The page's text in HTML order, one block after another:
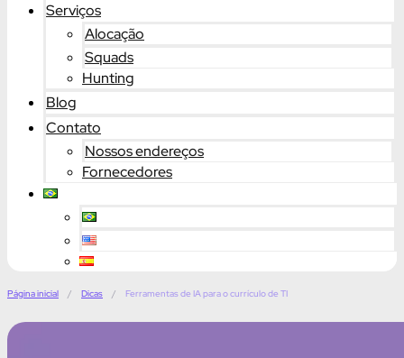
Serviços
Alocação
Squads
Hunting
Blog
Contato
Nossos endereços
Fornecedores
Página inicial / Dicas / Ferramentas de IA para o currículo de TI